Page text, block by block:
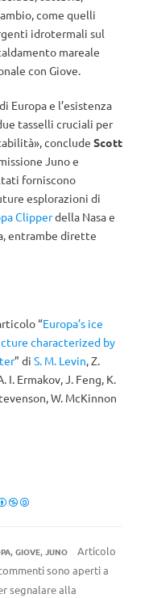
come quelli
idrotermali sul
mareale
con Giove.
Europa e l’esistenza
tasselli cruciali per
conclude Scott
Juno e
forniscono
esplorazioni di
Clipperdella Nasa e
entrambe dirette
“Europa’s ice
characterized by
” di S. M. Levin, Z.
I. Ermakov, J. Feng, K.
W. McKinnon
, GIOVE, JUNO
Articolo
sono aperti a
segnalare alla